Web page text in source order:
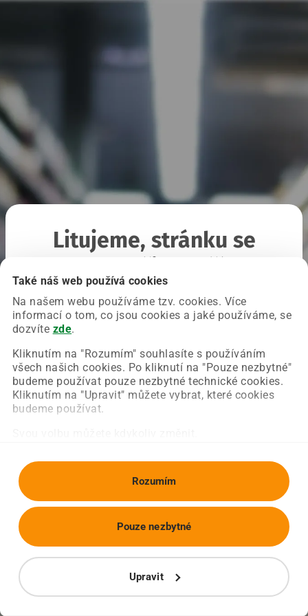
Také náš web používá cookies
Na našem webu používáme tzv. cookies. Více
informací o tom, co jsou cookies a jaké používáme, se
dozvíte zde.
Kliknutím na "Rozumím" souhlasíte s používáním
všech našich cookies. Po kliknutí na "Pouze nezbytné"
budeme používat pouze nezbytné technické cookies.
Kliknutím na "Upravit" můžete vybrat, které cookies
budeme používat.
Rozumím
Upravit
Pouze nezbytné
Litujeme, stránku se
Chyba nastala na naší straně a už ji opravujeme.
Zkuste prosím znovu načíst požadovanou stránku.
Obnovit stránku Úvodní strana